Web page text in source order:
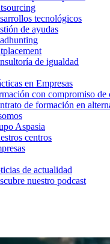
tecnológicos
de ayudas
de igualdad
en Empresas
con compromiso de
de formación en
Aspasia
centros
de actualidad
nuestro podcast